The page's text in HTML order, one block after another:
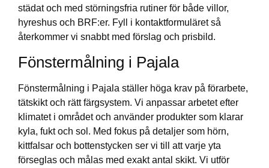
städat och med störningsfria rutiner för både villor,
hyreshus och BRF:er. Fyll i kontaktformuläret så
återkommer vi snabbt med förslag och prisbild.
Fönstermålning i Pajala
Fönstermålning i Pajala ställer höga krav på förarbete,
tätskikt och rätt färgsystem. Vi anpassar arbetet efter
klimatet i området och använder produkter som klarar
kyla, fukt och sol. Med fokus på detaljer som hörn,
kittfalsar och bottenstycken ser vi till att varje yta
förseglas och målas med exakt antal skikt. Vi utför